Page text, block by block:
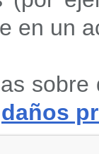
en un
daños